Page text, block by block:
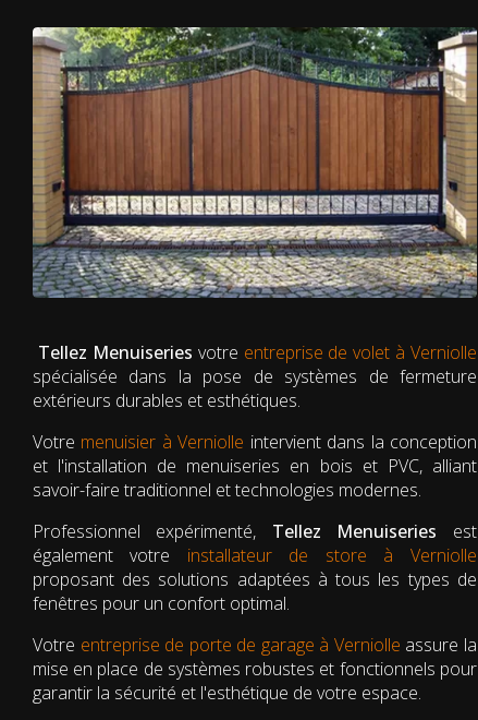
Tellez Menuiseries votre entreprise de volet à Verniolle
spécialisée dans la pose de systèmes de fermeture
extérieurs durables et esthétiques.
Votre menuisier à Verniolle intervient dans la conception
et l'installation de menuiseries en bois et PVC, alliant
savoir-faire traditionnel et technologies modernes.
Professionnel expérimenté, Tellez Menuiseries est
également votre installateur de store à Verniolle
proposant des solutions adaptées à tous les types de
fenêtres pour un confort optimal.
Votre entreprise de porte de garage à Verniolle assure la
mise en place de systèmes robustes et fonctionnels pour
garantir la sécurité et l'esthétique de votre espace.